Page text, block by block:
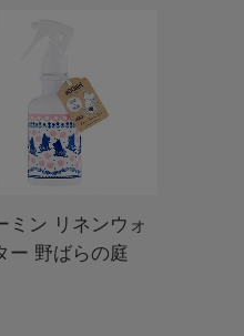
ミン リネンウォ
ー 野ばらの庭